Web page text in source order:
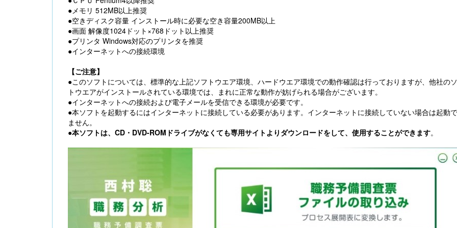
●メモリ 512MB以上推奨
●空きディスク容量 インストール時に必要な空き容量200MB以上
●画面 解像度1024ドット×768ドット以上推奨
●プリンタ Windows対応のプリンタを推奨
●インターネットへの接続環境
【ご注意】
●このソフトについては、標準的な上記ソフトウエア環境、ハードウエア環境での動作確認は行っておりますが、他社の
トウエアがインストールされている環境では、まれに正常な動作が妨げられる場合がございます。
●インターネットへの接続および電子メールを受信できる環境が必要です。
●本ソフトを起動するにはインターネットに接続している必要があります。インターネットに接続していない場合は起動
ません。
●本ソフトは、CD・DVD-ROMドライブがなくても専用サイトよりダウンロードをして、使用することができます。